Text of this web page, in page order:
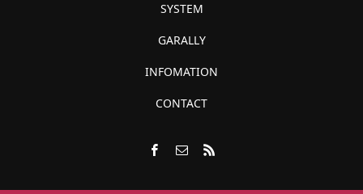
SYSTEM
GARALLY
INFOMATION
CONTACT